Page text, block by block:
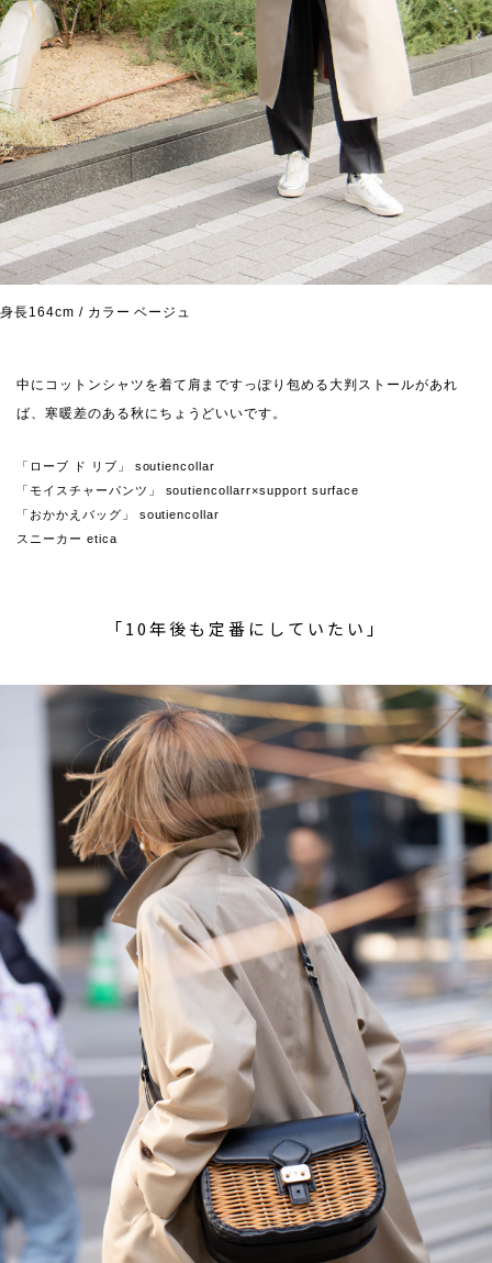
身長164cm / カラー ベージュ
中にコットンシャツを着て肩まですっぽり包める大判ストールがあれ
ば、寒暖差のある秋にちょうどいいです。
「ローブ ド リブ」 soutiencollar
「モイスチャーパンツ」 soutiencollarr×support surface
「おかかえバッグ」 soutiencollar
スニーカー etica
「10年後も定番にしていたい」